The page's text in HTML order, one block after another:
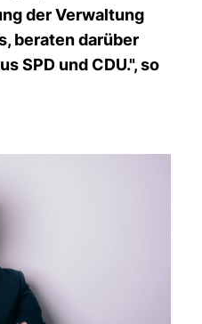
der Verwaltung
beraten darüber
SPD und CDU.", so